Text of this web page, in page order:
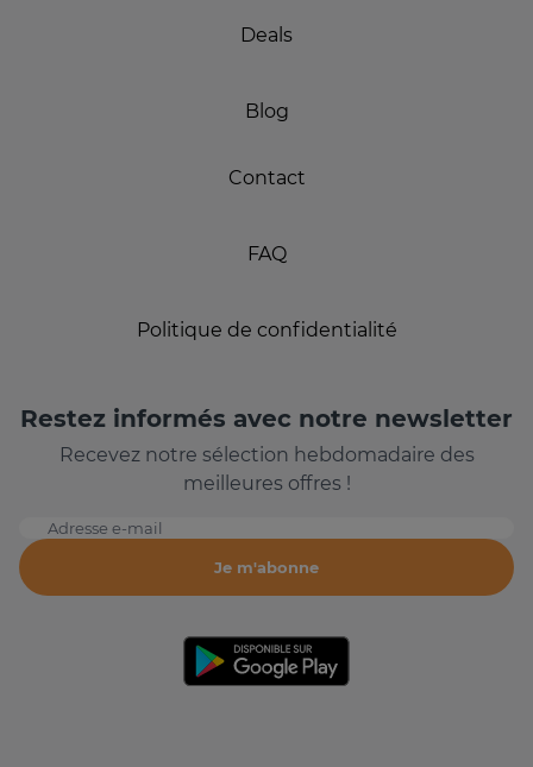
Deals
Blog
Contact
FAQ
Politique de confidentialité
Restez informés avec notre newsletter
Recevez notre sélection hebdomadaire des
meilleures offres !
Adresse e-mail
Je m'abonne